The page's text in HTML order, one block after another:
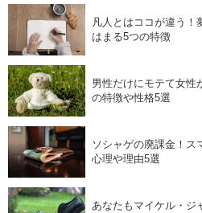
凡人とはココが違う！
はまる5つの特徴
男性だけにモテて女性
の特徴や性格5選
ソシャゲの廃課金！ス
心理や理由5選
あなたもマイケル・ジ